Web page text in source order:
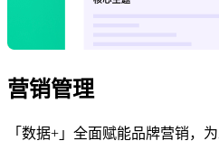
营销管理
「数据+」全面赋能品牌营销，